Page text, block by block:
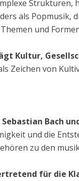
Strukturen,
als
und
Kultur,
Zeichen von
Bach
und die
zu den
für die